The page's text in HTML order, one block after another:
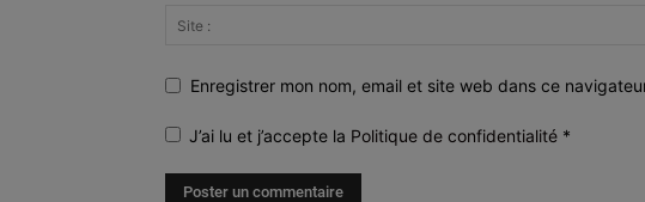
Enregistrer mon nom, email et site web dans ce
J’ai lu et j’accepte la Politique de confidentialité *